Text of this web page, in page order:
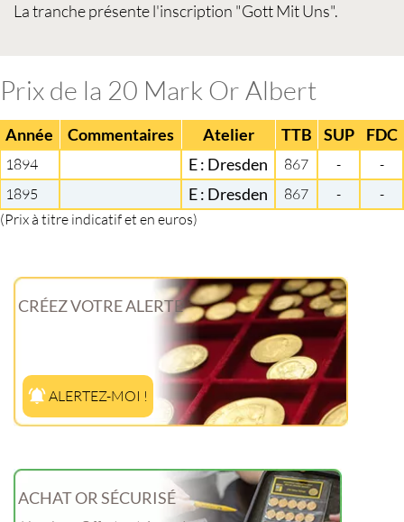
La tranche présente l'inscription "Gott Mit Uns".
Prix de la 20 Mark Or Albert
Année Commentaires Atelier TTB SUP FDC
1894 E : Dresden 867 -
-
1895
E : Dresden 867 -
-
(Prix à titre indicatif et en euros)
CRÉEZ VOTRE ALERTE
ALERTEZ-MOI !
ACHAT OR SÉCURISÉ